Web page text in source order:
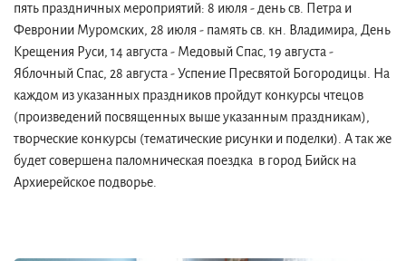
пять праздничных мероприятий: 8 июля - день св. Петра и
Февронии Муромских, 28 июля - память св. кн. Владимира, День
Крещения Руси, 14 августа - Медовый Спас, 19 августа -
Яблочный Спас, 28 августа - Успение Пресвятой Богородицы. На
каждом из указанных праздников пройдут конкурсы чтецов
(произведений посвященных выше указанным праздникам),
творческие конкурсы (тематические рисунки и поделки). А так же
будет совершена паломническая поездка в город Бийск на
Архиерейское подворье.